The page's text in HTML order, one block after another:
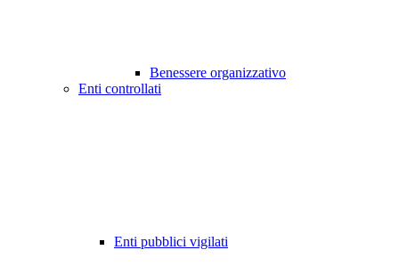
Benessere organizzativo
Enti controllati
Enti pubblici vigilati